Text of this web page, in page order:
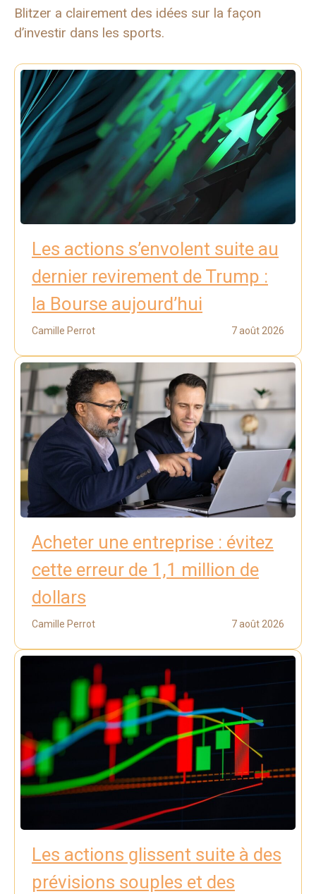
Blitzer a clairement des idées sur la façon
d’investir dans les sports.
Les actions s’envolent suite au
dernier revirement de Trump :
la Bourse aujourd’hui
Camille Perrot 7 août 2026
Acheter une entreprise : évitez
cette erreur de 1,1 million de
dollars
Camille Perrot 7 août 2026
Les actions glissent suite à des
prévisions souples et des